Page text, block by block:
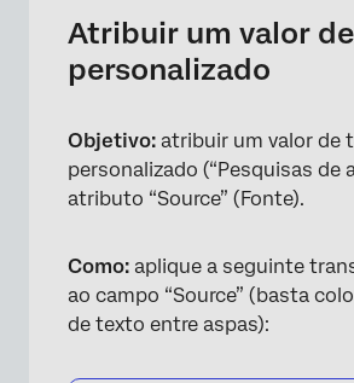
Atribuir um valor
personalizado
Objetivo: atribuir um valor de
personalizado (“Pesquisas de
atributo “Source” (Fonte).
Como: aplique a seguinte
ao campo “Source” (basta
de texto entre aspas):